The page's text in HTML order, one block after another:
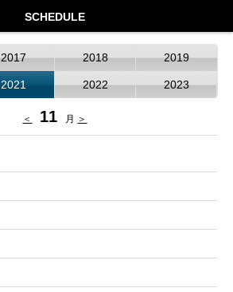
SCHEDULE
2017 2018 2019
2021 2022 2023
＜ 11 月 ＞